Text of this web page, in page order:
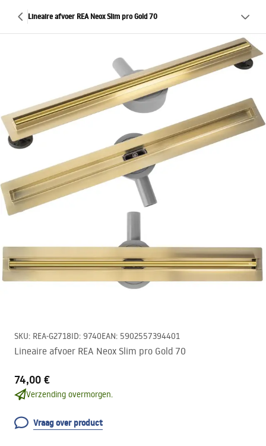
Lineaire afvoer REA Neox Slim pro Gold 70
SKU: REA-G2718ID: 9740EAN: 5902557394401
Lineaire afvoer REA Neox Slim pro Gold 70
74,00 €
Verzending overmorgen.
Vraag over product